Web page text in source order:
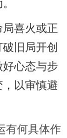
喜火或正
旧局开创
心态与步
以审慎避
有何具体作